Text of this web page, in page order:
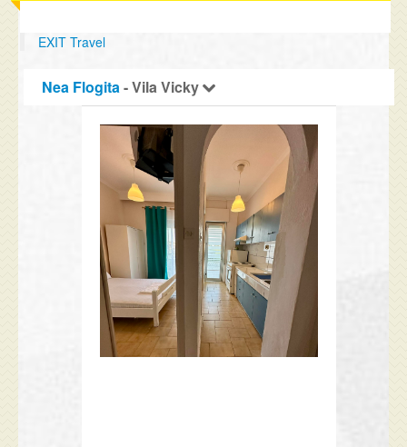
EXIT Travel
Nea Flogita- Vila Vicky